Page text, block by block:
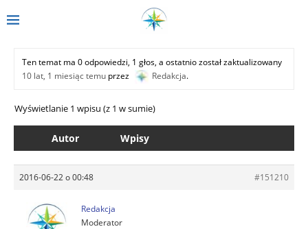
Ten temat ma 0 odpowiedzi, 1 głos, a ostatnio został zaktualizowany
10 lat, 1 miesiąc temu przez Redakcja.
Wyświetlanie 1 wpisu (z 1 w sumie)
Autor Wpisy
2016-06-22 o 00:48 #151210
Redakcja
Moderator